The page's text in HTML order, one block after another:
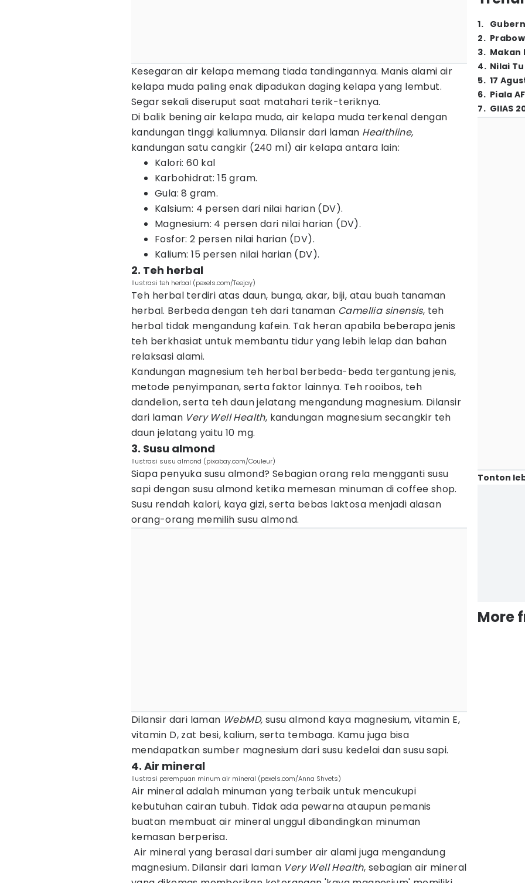
Kesegaran air kelapa memang tiada tandingannya. Manis alami air
kelapa muda paling enak dipadukan daging kelapa yang lembut.
Segar sekali diseruput saat matahari terik-teriknya.
Di balik bening air kelapa muda, air kelapa muda terkenal dengan
kandungan tinggi kaliumnya. Dilansir dari laman Healthline,
kandungan satu cangkir (240 ml) air kelapa antara lain:
Kalori: 60 kal
Karbohidrat: 15 gram.
Gula: 8 gram.
Kalsium: 4 persen dari nilai harian (DV).
Magnesium: 4 persen dari nilai harian (DV).
Fosfor: 2 persen nilai harian (DV).
Kalium: 15 persen nilai harian (DV).
2. Teh herbal
Ilustrasi teh herbal (pexels.com/Teejay)
Teh herbal terdiri atas daun, bunga, akar, biji, atau buah tanaman
herbal. Berbeda dengan teh dari tanaman Camellia sinensis, teh
herbal tidak mengandung kafein. Tak heran apabila beberapa jenis
teh berkhasiat untuk membantu tidur yang lebih lelap dan bahan
relaksasi alami.
Kandungan magnesium teh herbal berbeda-beda tergantung jenis,
metode penyimpanan, serta faktor lainnya. Teh rooibos, teh
dandelion, serta teh daun jelatang mengandung magnesium. Dilansir
dari laman Very Well Health, kandungan magnesium secangkir teh
daun jelatang yaitu 10 mg.
3. Susu almond
Ilustrasi susu almond (pixabay.com/Couleur)
Siapa penyuka susu almond? Sebagian orang rela mengganti susu
sapi dengan susu almond ketika memesan minuman di coffee shop.
Susu rendah kalori, kaya gizi, serta bebas laktosa menjadi alasan
orang-orang memilih susu almond.
Dilansir dari laman WebMD, susu almond kaya magnesium, vitamin E,
vitamin D, zat besi, kalium, serta tembaga. Kamu juga bisa
mendapatkan sumber magnesium dari susu kedelai dan susu sapi.
4. Air mineral
Ilustrasi perempuan minum air mineral (pexels.com/Anna Shvets)
Air mineral adalah minuman yang terbaik untuk mencukupi
kebutuhan cairan tubuh. Tidak ada pewarna ataupun pemanis
buatan membuat air mineral unggul dibandingkan minuman
kemasan berperisa.
Air mineral yang berasal dari sumber air alami juga mengandung
magnesium. Dilansir dari laman Very Well Health, sebagian air mineral
1.
2.
3. Makan
4. Nilai
5. 17
6. Piala
7. GIIAS
Tonton
More